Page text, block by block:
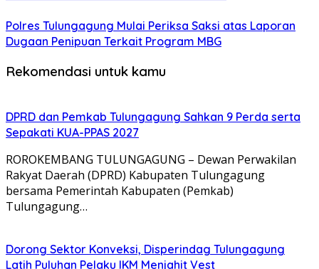
Polres Tulungagung Mulai Periksa Saksi atas Laporan
Dugaan Penipuan Terkait Program MBG
Rekomendasi untuk kamu
DPRD dan Pemkab Tulungagung Sahkan 9 Perda serta
Sepakati KUA-PPAS 2027
ROROKEMBANG TULUNGAGUNG – Dewan Perwakilan
Rakyat Daerah (DPRD) Kabupaten Tulungagung
bersama Pemerintah Kabupaten (Pemkab)
Tulungagung…
Dorong Sektor Konveksi, Disperindag Tulungagung
Latih Puluhan Pelaku IKM Menjahit Vest